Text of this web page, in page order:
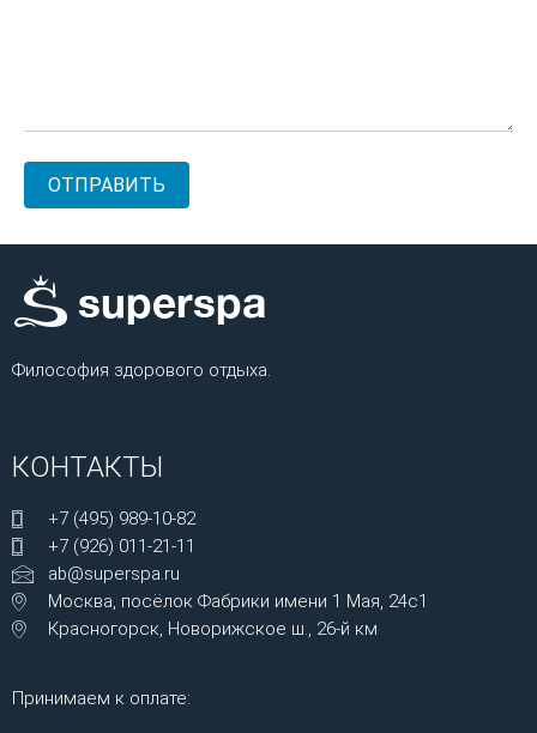
Философия здорового отдыха.
КОНТАКТЫ
+7 (495) 989-10-82
+7 (926) 011-21-11
ab@superspa.ru
Москва, посёлок Фабрики имени 1 Мая, 24с1
Красногорск, Новорижское ш., 26-й км
Принимаем к оплате: